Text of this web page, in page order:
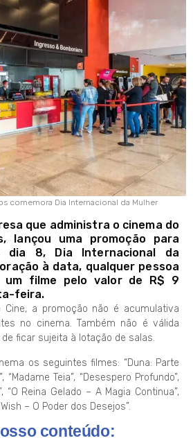
comemora Dia Internacional da Mulher
que administra o cinema do
lançou uma promoção para
dia 8, Dia Internacional da
à data, qualquer pessoa
um filme pelo valor de R$ 9
feira.
Cine, a promoção não é acumulativa
no cinema. Também não é válida
ficar sujeita à lotação de salas.
os seguintes filmes: “Duna: Parte
“Madame Teia”, “Desespero Profundo”,
“O Reina Gelado – A Magia Continua”,
– O Poder dos Desejos”.
conteúdo: